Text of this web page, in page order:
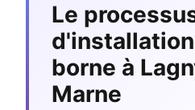
Le
borne à
Marne